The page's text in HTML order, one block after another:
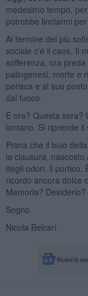
medesimo tempo,
potrebbe linciarmi
Al termine del più
sociale c’è il caos. Il
sofferenza, ora
palingenesi, morte e
perisca e al suo
dal fuoco.
E ora? Questa sera?
lontano. Si riprende il
Prima che il buio
la clausura, nascosto
degli odori, il portico.
ricordo ancora dolce
Memoria? Desiderio?
Sogno
Nicola Belcari